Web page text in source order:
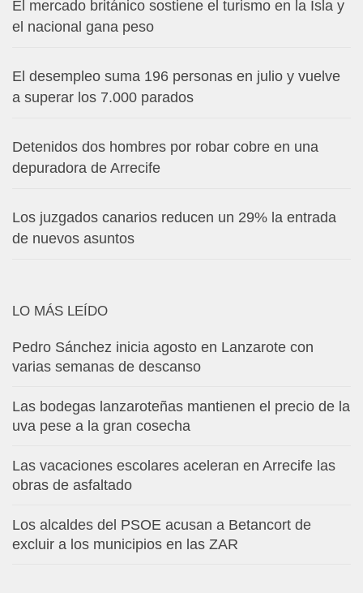
El mercado británico sostiene el turismo en la Isla y
el nacional gana peso
El desempleo suma 196 personas en julio y vuelve
a superar los 7.000 parados
Detenidos dos hombres por robar cobre en una
depuradora de Arrecife
Los juzgados canarios reducen un 29% la entrada
de nuevos asuntos
LO MÁS LEÍDO
Pedro Sánchez inicia agosto en Lanzarote con
varias semanas de descanso
Las bodegas lanzaroteñas mantienen el precio de la
uva pese a la gran cosecha
Las vacaciones escolares aceleran en Arrecife las
obras de asfaltado
Los alcaldes del PSOE acusan a Betancort de
excluir a los municipios en las ZAR